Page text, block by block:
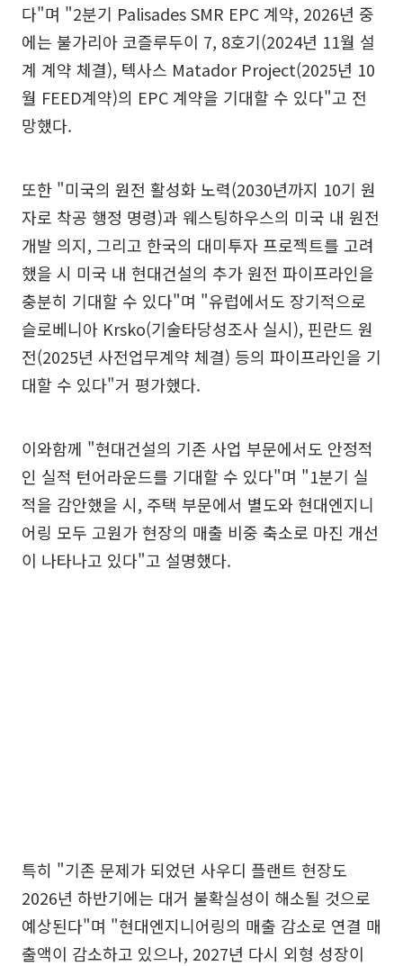
다"며 "2분기 Palisades SMR EPC 계약, 2026년 중
에는 불가리아 코즐루두이 7, 8호기(2024년 11월 설
계 계약 체결), 텍사스 Matador Project(2025년 10
월 FEED계약)의 EPC 계약을 기대할 수 있다"고 전
망했다.
또한 "미국의 원전 활성화 노력(2030년까지 10기 원
자로 착공 행정 명령)과 웨스팅하우스의 미국 내 원전
개발 의지, 그리고 한국의 대미투자 프로젝트를 고려
했을 시 미국 내 현대건설의 추가 원전 파이프라인을
충분히 기대할 수 있다"며 "유럽에서도 장기적으로
슬로베니아 Krsko(기술타당성조사 실시), 핀란드 원
전(2025년 사전업무계약 체결) 등의 파이프라인을 기
대할 수 있다"거 평가했다.
이와함께 "현대건설의 기존 사업 부문에서도 안정적
인 실적 턴어라운드를 기대할 수 있다"며 "1분기 실
적을 감안했을 시, 주택 부문에서 별도와 현대엔지니
어링 모두 고원가 현장의 매출 비중 축소로 마진 개선
이 나타나고 있다"고 설명했다.
특히 "기존 문제가 되었던 사우디 플랜트 현장도
2026년 하반기에는 대거 불확실성이 해소될 것으로
예상된다"며 "현대엔지니어링의 매출 감소로 연결 매
출액이 감소하고 있으나, 2027년 다시 외형 성장이